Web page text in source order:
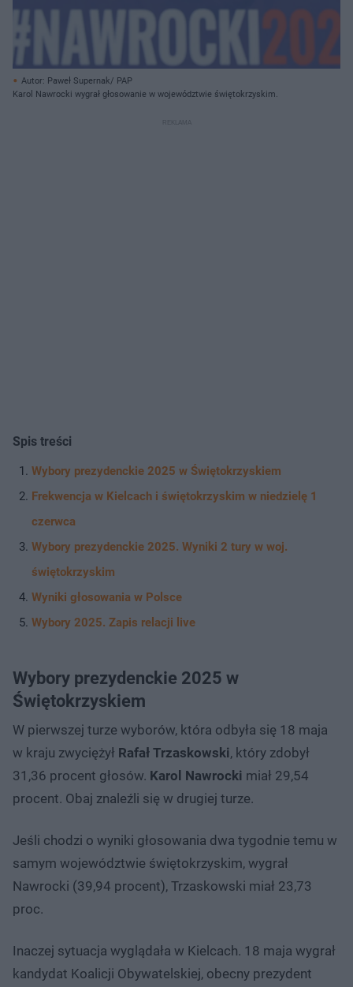
Autor: Paweł Supernak/ PAP
Karol Nawrocki wygrał głosowanie w województwie świętokrzyskim.
Spis treści
Wybory prezydenckie 2025 w Świętokrzyskiem
Frekwencja w Kielcach i świętokrzyskim w niedzielę 1
czerwca
Wybory prezydenckie 2025. Wyniki 2 tury w woj.
świętokrzyskim
Wyniki głosowania w Polsce
Wybory 2025. Zapis relacji live
Wybory prezydenckie 2025 w
Świętokrzyskiem
W pierwszej turze wyborów, która odbyła się 18 maja
w kraju zwyciężył Rafał Trzaskowski, który zdobył
31,36 procent głosów. Karol Nawrocki miał 29,54
procent. Obaj znaleźli się w drugiej turze.
Jeśli chodzi o wyniki głosowania dwa tygodnie temu w
samym województwie świętokrzyskim, wygrał
Nawrocki (39,94 procent), Trzaskowski miał 23,73
proc.
Inaczej sytuacja wyglądała w Kielcach. 18 maja wygrał
kandydat Koalicji Obywatelskiej, obecny prezydent